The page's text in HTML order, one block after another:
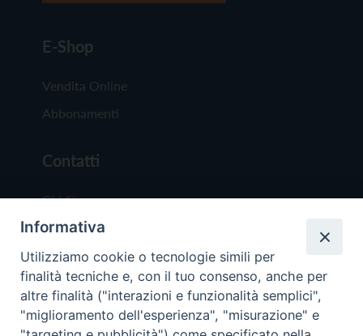
E-Shop
Vendita Online
Abbonamenti
Contatti
Chi Siamo
Redazione
Scrivici
Informativa
Utilizziamo cookie o tecnologie simili per
finalità tecniche e, con il tuo consenso, anche per
altre finalità ("interazioni e funzionalità semplici",
"miglioramento dell'esperienza", "misurazione" e